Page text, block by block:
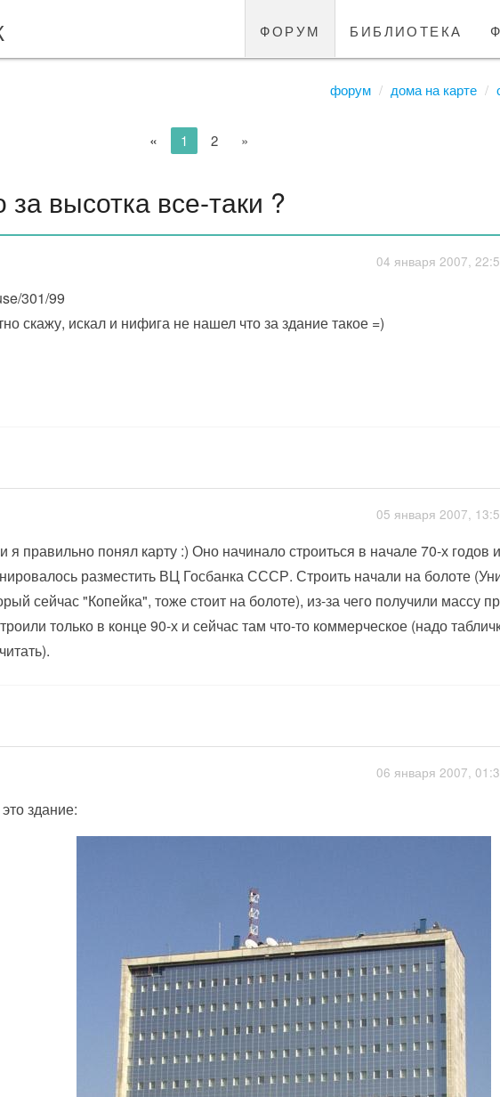
форум библиотека
форум дома на карте
« 1 2 »
за высотка все-таки ?
04 января 2007,
301/99
скажу, искал и нифига не нашел что за здание такое =)
05 января 2007,
я правильно понял карту :) Оно начинало строиться в начале 70-х годов
разместить ВЦ Госбанка СССР. Строить начали на болоте
сейчас "Копейка", тоже стоит на болоте), из-за чего получили массу
только в конце 90-х и сейчас там что-то коммерческое (надо
06 января 2007,
здание: